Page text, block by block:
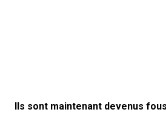
Ils sont maintenant devenus